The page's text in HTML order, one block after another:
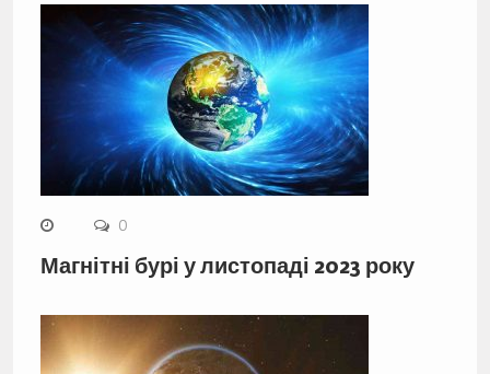
0
Магнітні бурі у листопаді 2023 року